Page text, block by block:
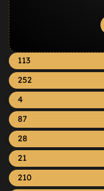
113
252
4
87
28
21
210